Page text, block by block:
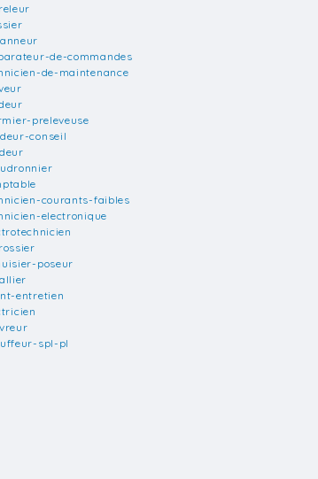
de-commandes
de-maintenance
preleveuse
conseil
courants-faibles
electronique
poseur
entretien
spl-pl